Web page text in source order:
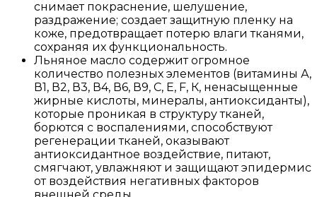
снимает покраснение, шелушение,
раздражение; создает защитную пленку на
коже, предотвращает потерю влаги тканями,
сохраняя их функциональность.
Льняное масло содержит огромное
количество полезных элементов (витамины А,
В1, В2, В3, В4, В6, В9, С, Е, F, К, ненасыщенные
жирные кислоты, минералы, антиоксиданты),
которые проникая в структуру тканей,
борются с воспалениями, способствуют
регенерации тканей, оказывают
антиоксидантное воздействие, питают,
смягчают, увлажняют и защищают эпидермис
от воздействия негативных факторов